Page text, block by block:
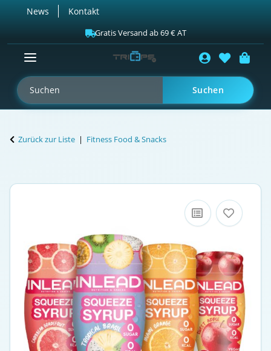
News Kontakt
Gratis Versand ab 69 € AT
Suchen
Zurück zur Liste Fitness Food & Snacks